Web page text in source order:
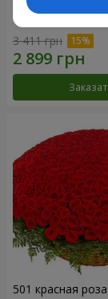
Корзина
"Акварель"
3 411 грн
501 красная роза